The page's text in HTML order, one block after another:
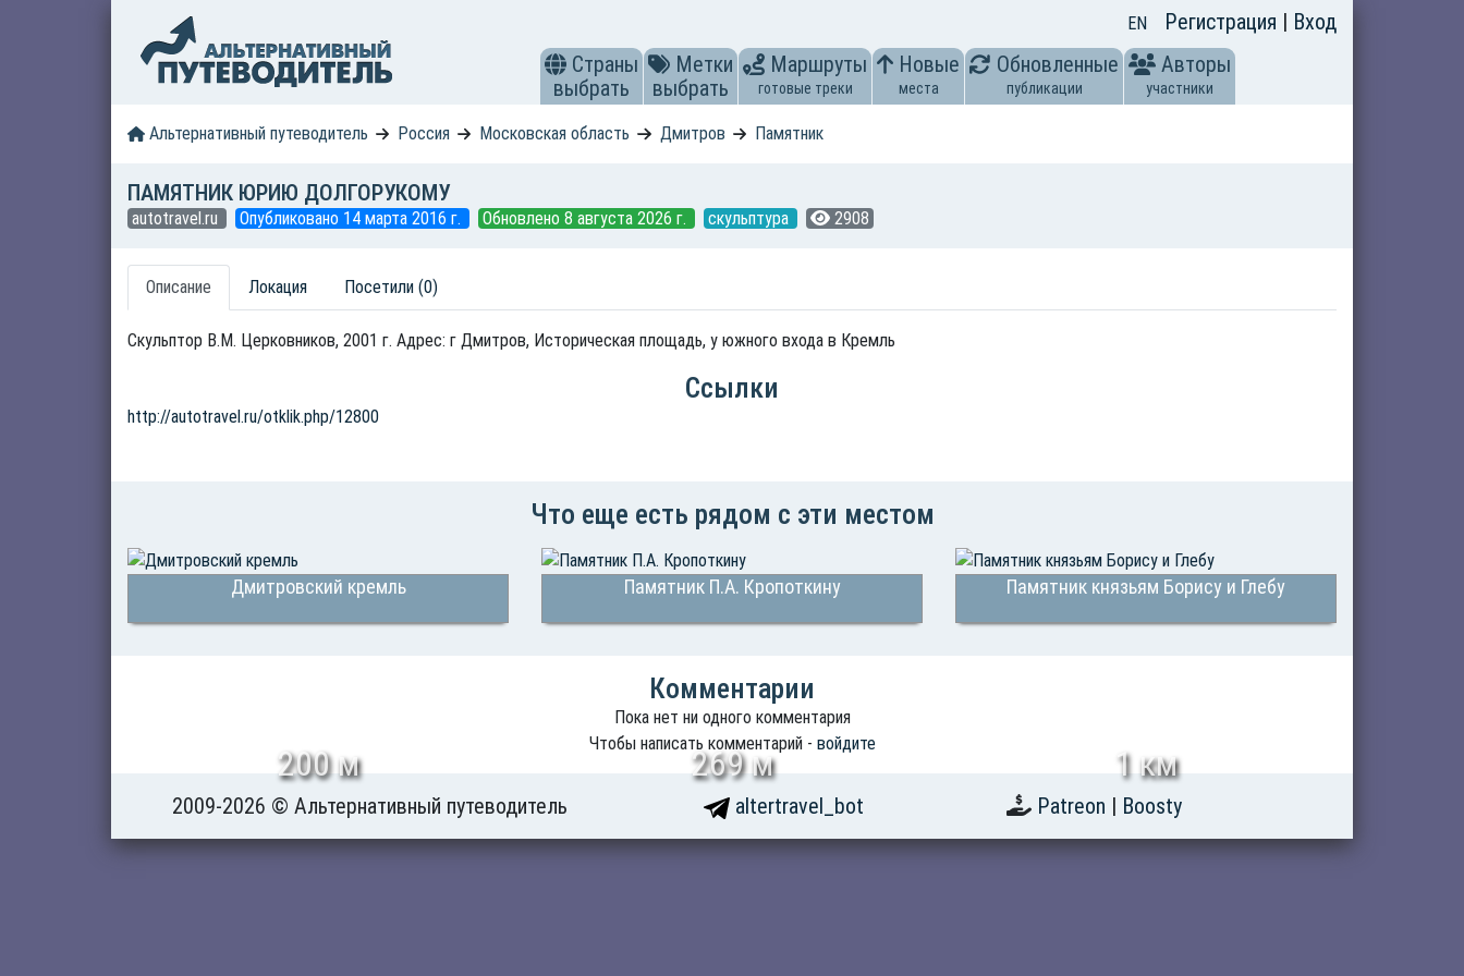
EN Регистрация | Вход
Страны
выбрать
Метки
выбрать
Маршруты
готовые треки
Новые
места
Обновленные
публикации
Авторы
участники
Альтернативный путеводитель Россия Московская область Дмитров Памятник
ПАМЯТНИК ЮРИЮ ДОЛГОРУКОМУ
autotravel.ru Опубликовано 14 марта 2016 г. Обновлено 8 августа 2026 г. скульптура 2908
Описание Локация Посетили (0)
Cкульптор В.М. Церковников, 2001 г. Адрес: г Дмитров, Историческая площадь, у южного входа в Кремль
Ссылки
http://autotravel.ru/otklik.php/12800
Что еще есть рядом с эти местом
Дмитровский кремль
200 м
Памятник П.А. Кропоткину
269 м
Памятник князьям Борису и Глебу
1 км
Комментарии
Пока нет ни одного комментария
Чтобы написать комментарий - войдите
2009-2026 © Альтернативный путеводитель altertravel_bot Patreon | Boosty